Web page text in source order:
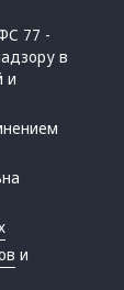
77 -
в
и
и